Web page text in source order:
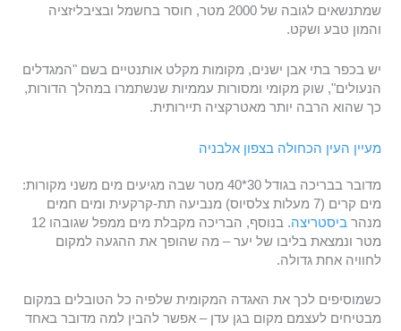
שמתנשאים לגובה של 2000 מטר, חוסר בחשמל ובציבליזציה
והמון טבע ושקט.
יש בכפר בתי אבן ישנים, מקומות מקלט אותנטיים בשם "המגדלים
הנעולים", שוק מקומי ומסורות עממיות שנשתמרו במהלך הדורות,
כך שהוא הרבה יותר מאטרקציה תיירותית.
מעיין העין הכחולה בצפון אלבניה
מדובר בבריכה בגודל 30*40 מטר שבה מגיעים מים משני מקורות:
מים קרים (7 מעלות צלסיוס) מנביעה תת-קרקעית ומים חמים
מנהר ביסטריצה
. בנוסף, הבריכה מקבלת מים ממפל שגובהו 12
מטר ונמצאת בליבו של יער – מה שהופך את ההגעה למקום
לחוויה אחת גדולה.
כשמוסיפים לכך את האגדה המקומית שלפיה כל הטובלים במקום
מבטיחים לעצמם מקום בגן עדן – אפשר להבין למה מדובר באחד